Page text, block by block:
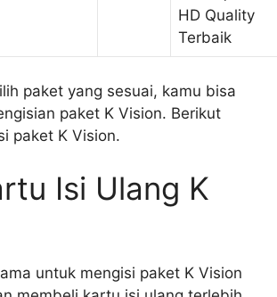
HD Quality
Terbaik
paket yang sesuai, kamu bisa
paket K Vision. Berikut
paket K Vision.
Isi Ulang K
untuk mengisi paket K Vision